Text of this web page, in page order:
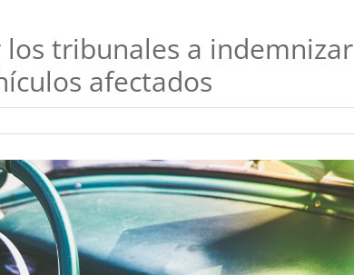
tribunales a indemnizar
afectados